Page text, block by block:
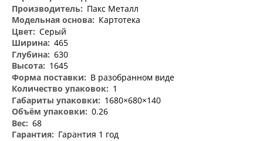
информация
Пакс Металл
Картотека
Серый
465
630
1645
В разобранном виде
1
1680×680×140
0.26
68
Гарантия 1 год